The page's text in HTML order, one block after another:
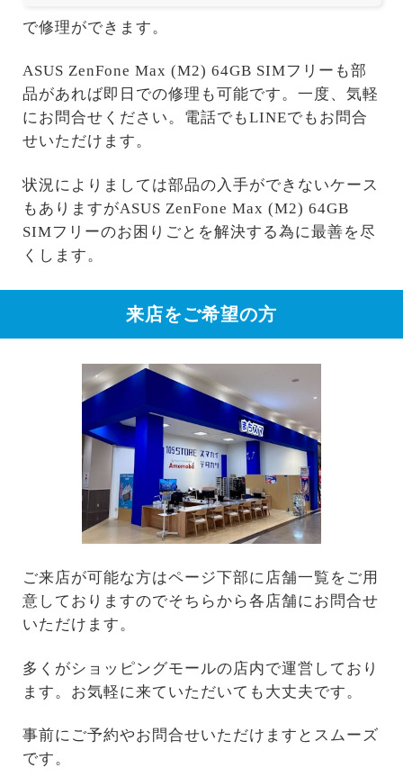
で修理ができます。
ASUS ZenFone Max (M2) 64GB SIMフリーも部
品があれば即日での修理も可能です。一度、気軽
にお問合せください。電話でもLINEでもお問合
せいただけます。
状況によりましては部品の入手ができないケース
もありますがASUS ZenFone Max (M2) 64GB
SIMフリーのお困りごとを解決する為に最善を尽
くします。
来店をご希望の方
ご来店が可能な方はページ下部に店舗一覧をご用
意しておりますのでそちらから各店舗にお問合せ
いただけます。
多くがショッピングモールの店内で運営しており
ます。お気軽に来ていただいても大丈夫です。
事前にご予約やお問合せいただけますとスムーズ
です。